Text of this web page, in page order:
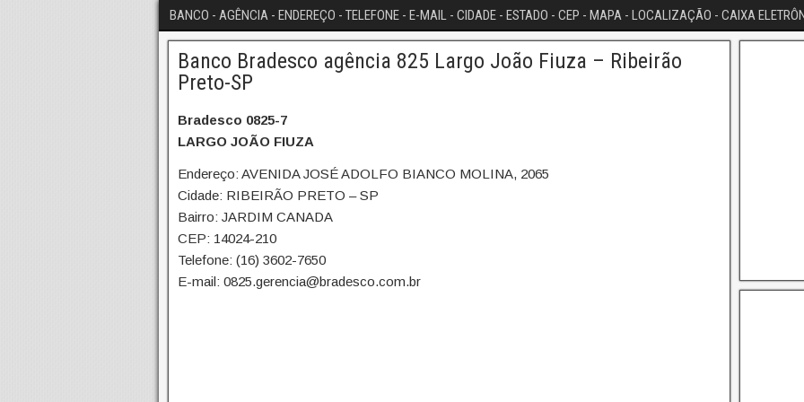
BANCO - AGÊNCIA - ENDEREÇO - TELEFONE - E-MAIL - CIDADE - ESTADO - CEP - MAPA - LOCALIZAÇÃO - CAIXA
Banco Bradesco agência 825 Largo João Fiuza – Ribeirão
Preto-SP
Bradesco 0825-7
LARGO JOÃO FIUZA
Endereço: AVENIDA JOSÉ ADOLFO BIANCO MOLINA, 2065
Cidade: RIBEIRÃO PRETO – SP
Bairro: JARDIM CANADA
CEP: 14024-210
Telefone: (16) 3602-7650
E-mail: 0825.gerencia@bradesco.com.br